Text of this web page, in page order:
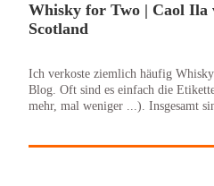
Whisky for Two | Caol Ila
Scotland
Ich verkoste ziemlich häufig
Blog. Oft sind es einfach die
mehr, mal weniger ...). Insgesamt